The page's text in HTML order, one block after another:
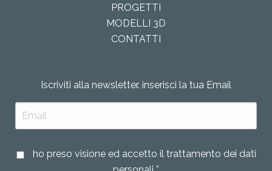
PROGETTI
MODELLI 3D
CONTATTI
Iscriviti alla newsletter. inserisci la tua Email
ho preso visione ed accetto il trattamento dei dati